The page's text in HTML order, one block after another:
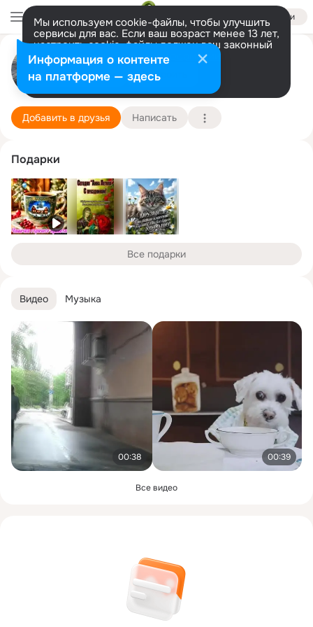
Войти
Мы используем cookie-файлы, чтобы улучшить
сервисы для вас. Если ваш возраст менее 13 лет,
настроить cookie-файлы должен ваш законный
представитель. Больше информации
Разрешить все Настроить
Н Т
РОССИЯ 10 января Подробнее
Добавить в друзья Написать
Видео Музыка
00:38 00:39
Все видео
Подарки
Все подарки
Информация о контенте
на платформе — здесь